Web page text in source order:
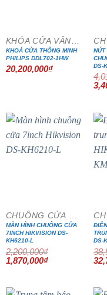
KHOÁ CỬA THÔNG MINH
PHILIPS DDL702-1HW
20,200,000₫
NÚT
DS-
Giá
gốc
MÀN HÌNH CHUÔNG CỬA
7INCH HIKVISION DS-
KH6210-L
2,200,000₫
Giá
gốc
1,870,000₫Giá
1,870,000₫.
DS-
Giá
gốc